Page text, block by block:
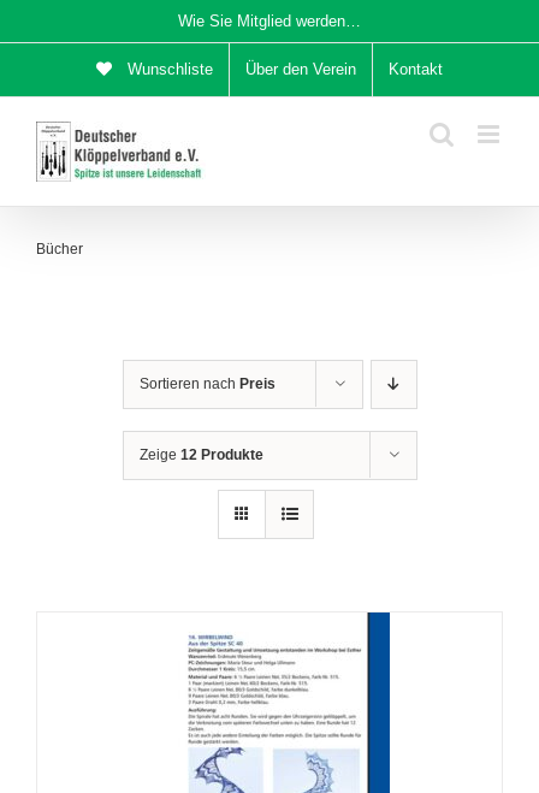
Inhalt
Wie Sie Mitglied werden…
Wunschliste Über den Verein Kontakt
Bücher
Sortieren nach Preis
Zeige 12 Produkte